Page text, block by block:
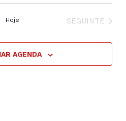
Hoje EVENTOS
SEGUINTE
AGENDA